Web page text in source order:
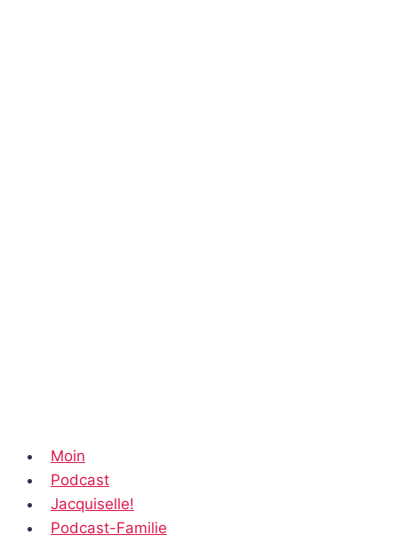
Moin
Podcast
Jacquiselle!
Podcast-Familie